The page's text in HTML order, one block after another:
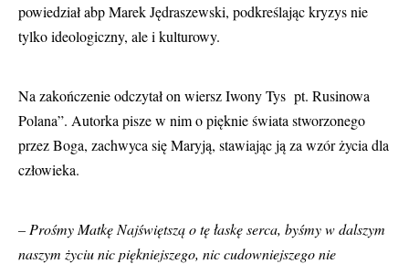
powiedział abp Marek Jędraszewski, podkreślając kryzys nie
tylko ideologiczny, ale i kulturowy.
Na zakończenie odczytał on wiersz Iwony Tys pt. Rusinowa
Polana”. Autorka pisze w nim o pięknie świata stworzonego
przez Boga, zachwyca się Maryją, stawiając ją za wzór życia dla
człowieka.
– Prośmy Matkę Najświętszą o tę łaskę serca, byśmy w dalszym
naszym życiu nic piękniejszego, nic cudowniejszego nie